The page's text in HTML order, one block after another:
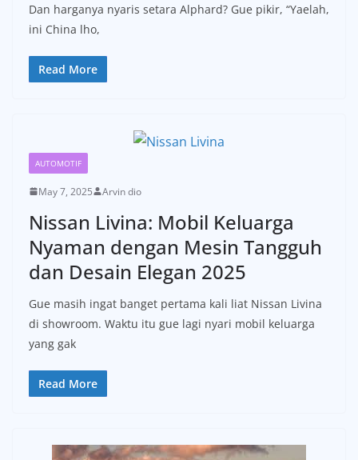
Dan harganya nyaris setara Alphard? Gue pikir, “Yaelah,
ini China lho,
Read More
AUTOMOTIF
May 7, 2025 Arvin dio
Nissan Livina: Mobil Keluarga
Nyaman dengan Mesin Tangguh
dan Desain Elegan 2025
Gue masih ingat banget pertama kali liat Nissan Livina
di showroom. Waktu itu gue lagi nyari mobil keluarga
yang gak
Read More